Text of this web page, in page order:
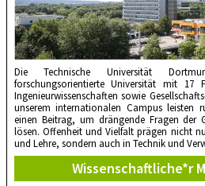
Die Technische Universität
forschungsorientierte Universität mit
Ingenieurwissenschaften sowie
unserem internationalen Campus leisten
einen Beitrag, um drängende Fragen der
lösen. Offenheit und Vielfalt prägen nicht
und Lehre, sondern auch in Technik und
Wissenschaftliche*r